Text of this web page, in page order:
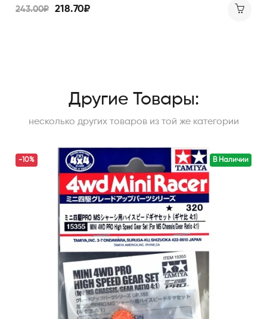
243.00₽ 218.70₽
Другие Товары:
несколько других товаров из той же категории
В Наличии
-10%